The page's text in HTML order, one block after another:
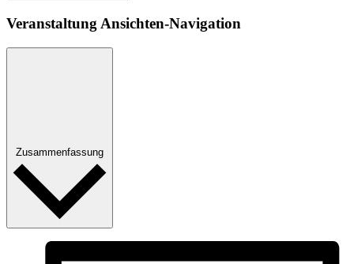
Veranstaltung Ansichten-Navigation
Zusammenfassung